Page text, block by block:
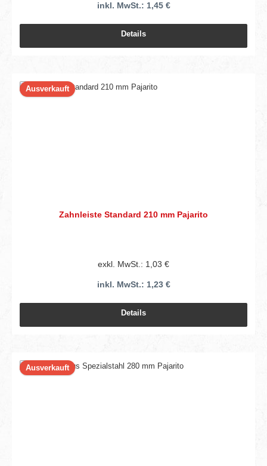
inkl. MwSt.: 1,45 €
Details
Ausverkauft
Zahnleiste Standard 210 mm Pajarito
exkl. MwSt.: 1,03 €
inkl. MwSt.: 1,23 €
Details
Ausverkauft